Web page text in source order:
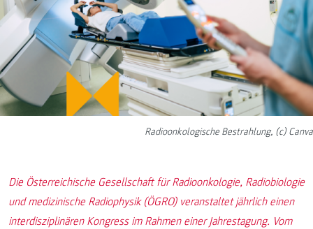
Radioonkologische Bestrahlung, (c) Canva
Die Österreichische Gesellschaft für Radioonkologie, Radiobiologie
und medizinische Radiophysik (ÖGRO) veranstaltet jährlich einen
interdisziplinären Kongress im Rahmen einer Jahrestagung. Vom